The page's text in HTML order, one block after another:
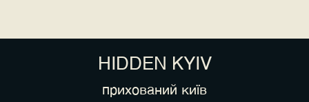
HIDDEN KYIV
прихований київ